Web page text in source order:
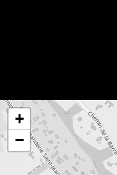
+
−